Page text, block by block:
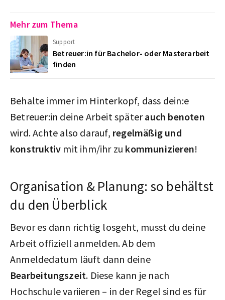
Mehr zum Thema
Support
Betreuer:in für Bachelor- oder Masterarbeit
finden
Behalte immer im Hinterkopf, dass dein:e
Betreuer:in deine Arbeit späterauch benoten
wird. Achte also darauf, regelmäßig und
konstruktiv mit ihm/ihr zu kommunizieren!
Organisation & Planung: so behältst
du den Überblick
Bevor es dann richtig losgeht, musst du deine
Arbeit offiziell anmelden. Ab dem
Anmeldedatum läuft dann deine
Bearbeitungszeit. Diese kann je nach
Hochschule variieren – in der Regel sind es für